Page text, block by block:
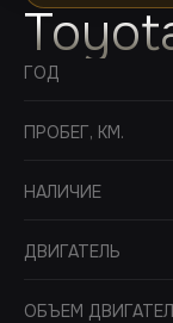
ГОД
ПРОБЕГ, КМ.
НАЛИЧИЕ
ДВИГАТЕЛЬ
ОБЪЕМ